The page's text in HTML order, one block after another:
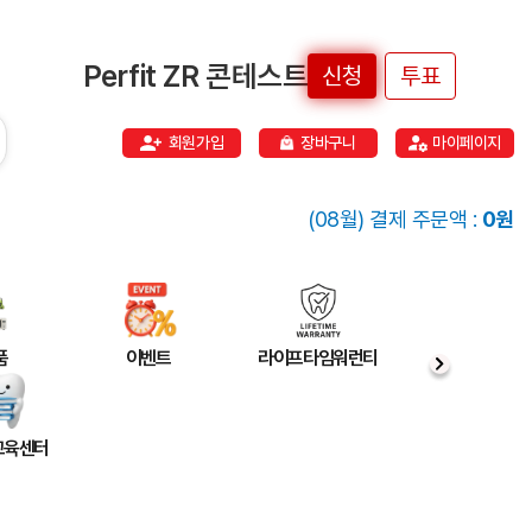
Perfit ZR 콘테스트 신청 투표
회원가입 장바구니 마이페이지
(08월) 결제 주문액 : 0원
이벤트 라이프타임워런티
센터